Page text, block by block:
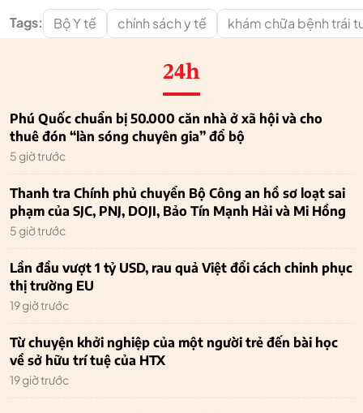
Tags: Bộ Y tế chính sách y tế khám chữa bệnh trái
24h
Phú Quốc chuẩn bị 50.000 căn nhà ở xã hội và cho
thuê đón “làn sóng chuyên gia” đổ bộ
5 giờ trước
Thanh tra Chính phủ chuyển Bộ Công an hồ sơ loạt sai
phạm của SJC, PNJ, DOJI, Bảo Tín Mạnh Hải và Mi Hồng
5 giờ trước
Lần đầu vượt 1 tỷ USD, rau quả Việt đổi cách chinh phục
thị trường EU
19 giờ trước
Từ chuyện khởi nghiệp của một người trẻ đến bài học
về sở hữu trí tuệ của HTX
19 giờ trước